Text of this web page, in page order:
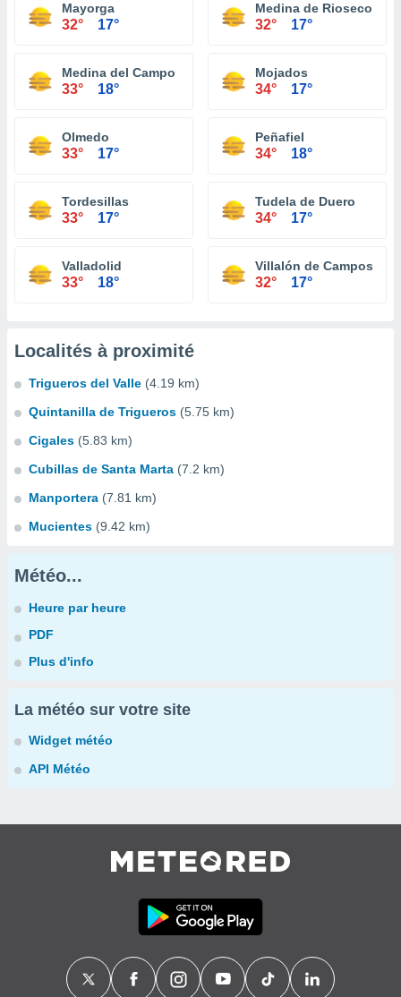
Mayorga
32° 17°
Medina de Rioseco
32° 17°
Medina del Campo
33° 18°
Mojados
34° 17°
Olmedo
33° 17°
Peñafiel
34° 18°
Tordesillas
33° 17°
Tudela de Duero
34° 17°
Valladolid
33° 18°
Villalón de Campos
32° 17°
Localités à proximité
Trigueros del Valle (4.19 km)
Quintanilla de Trigueros (5.75 km)
Cigales (5.83 km)
Cubillas de Santa Marta (7.2 km)
Manportera (7.81 km)
Mucientes (9.42 km)
Météo...
Heure par heure
PDF
Plus d'info
La météo sur votre site
Widget météo
API Météo